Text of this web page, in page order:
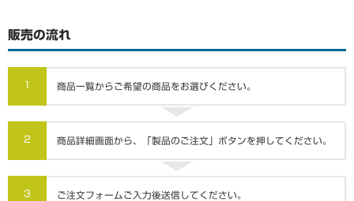
販売の流れ
商品一覧からご希望の商品をお選びください。
2 商品詳細画面から、「製品のご注文」ボタンを押してください。
3 ご注文フォームご入力後送信してください。